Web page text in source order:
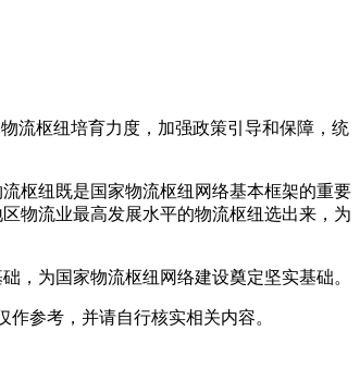
流枢纽培育力度，加强政策引导和保障，统
枢纽既是国家物流枢纽网络基本框架的重要
物流业最高发展水平的物流枢纽选出来，为
，为国家物流枢纽网络建设奠定坚实基础。
参考，并请自行核实相关内容。